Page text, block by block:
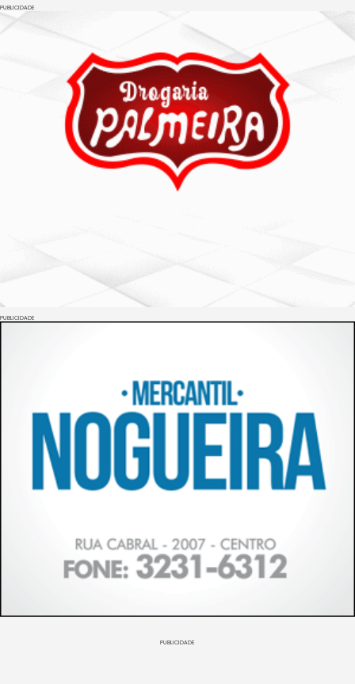
PUBLICIDADE
PUBLICIDADE
PUBLICIDADE